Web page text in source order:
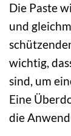
Die Paste
und
wichtig,
sind, um
Eine
die